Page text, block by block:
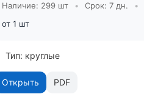
Наличие: 299 шт • Срок: 7 дн. •
от 1 шт
Тип: круглые
Открыть PDF